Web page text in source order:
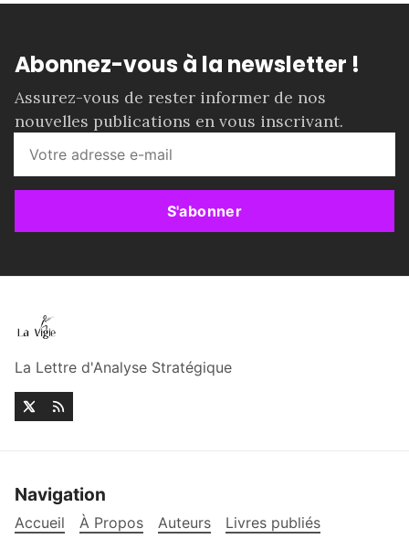
Abonnez-vous à la newsletter !
Assurez-vous de rester informer de nos
nouvelles publications en vous inscrivant.
S'abonner
La Lettre d'Analyse Stratégique
Navigation
Accueil À Propos Auteurs
Livres publiés